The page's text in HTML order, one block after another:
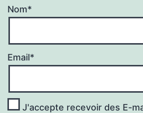
Nom*
Email*
J'accepte recevoir des E-